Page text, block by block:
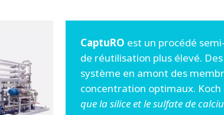
CaptuRO est un procédé
de réutilisation plus élevé.
système en amont des
concentration optimaux.
que la silice et le sulfate de